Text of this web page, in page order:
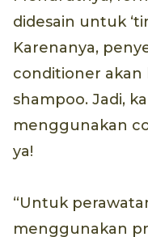
didesain untuk
Karenanya,
conditioner akan
shampoo. Jadi,
menggunakan
ya!
“Untuk
menggunakan